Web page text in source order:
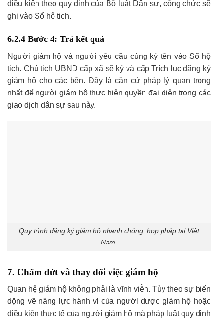
điều kiện theo quy định của Bộ luật Dân sự, công chức sẽ
ghi vào Sổ hộ tịch.
6.2.4 Bước 4: Trả kết quả
Người giám hộ và người yêu cầu cùng ký tên vào Sổ hộ
tịch. Chủ tịch UBND cấp xã sẽ ký và cấp Trích lục đăng ký
giám hộ cho các bên. Đây là căn cứ pháp lý quan trọng
nhất để người giám hộ thực hiện quyền đại diện trong các
giao dịch dân sự sau này.
Quy trình đăng ký giám hộ nhanh chóng, hợp pháp tại Việt
Nam.
7. Chấm dứt và thay đổi việc giám hộ
Quan hệ giám hộ không phải là vĩnh viễn. Tùy theo sự biến
động về năng lực hành vi của người được giám hộ hoặc
điều kiện thực tế của người giám hộ mà pháp luật quy định